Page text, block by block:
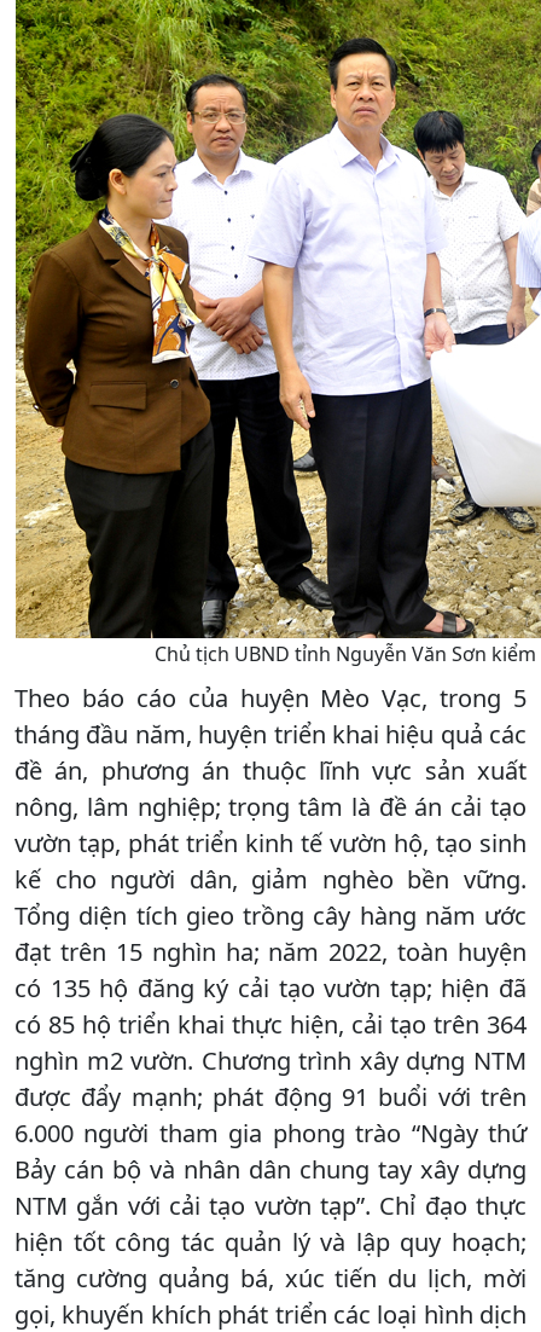
Chủ tịch UBND tỉnh Nguyễn Văn Sơn
Theo báo cáo của huyện Mèo Vạc, trong 5
tháng đầu năm, huyện triển khai hiệu quả các
đề án, phương án thuộc lĩnh vực sản xuất
nông, lâm nghiệp; trọng tâm là đề án cải tạo
vườn tạp, phát triển kinh tế vườn hộ, tạo sinh
kế cho người dân, giảm nghèo bền vững.
Tổng diện tích gieo trồng cây hàng năm ước
đạt trên 15 nghìn ha; năm 2022, toàn huyện
có 135 hộ đăng ký cải tạo vườn tạp; hiện đã
có 85 hộ triển khai thực hiện, cải tạo trên 364
nghìn m2 vườn. Chương trình xây dựng NTM
được đẩy mạnh; phát động 91 buổi với trên
6.000 người tham gia phong trào “Ngày thứ
Bảy cán bộ và nhân dân chung tay xây dựng
NTM gắn với cải tạo vườn tạp”. Chỉ đạo thực
hiện tốt công tác quản lý và lập quy hoạch;
tăng cường quảng bá, xúc tiến du lịch, mời
gọi, khuyến khích phát triển các loại hình dịch